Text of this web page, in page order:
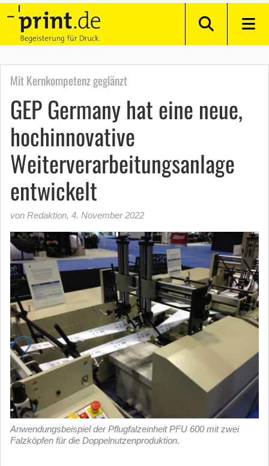
Mit Kernkompetenz geglänzt
GEP Germany hat eine neue,
hochinnovative
Weiterverarbeitungsanlage
entwickelt
von Redaktion, 4. November 2022
Anwendungsbeispiel der Pflugfalzeinheit PFU 600 mit zwei
Falzköpfen für die Doppelnutzenproduktion.